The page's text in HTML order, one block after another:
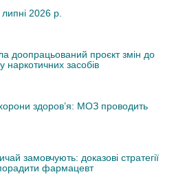
липні 2026 р.
доопрацьований проєкт змін до
наркотичних засобів
здоров’я: МОЗ проводить
замовчують: доказові стратегії
фармацевт